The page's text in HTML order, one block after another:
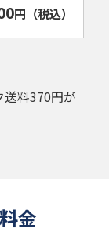
円 （税込）
料370円が
金